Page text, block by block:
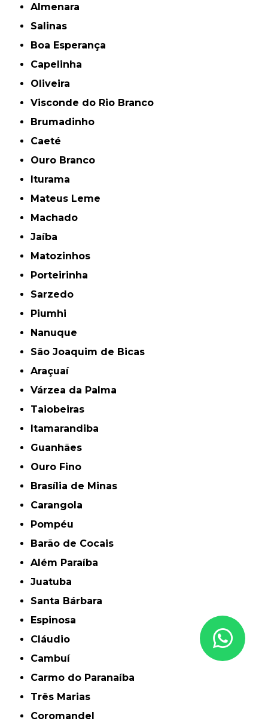
Almenara
Salinas
Boa Esperança
Capelinha
Oliveira
Visconde do Rio Branco
Brumadinho
Caeté
Ouro Branco
Iturama
Mateus Leme
Machado
Jaíba
Matozinhos
Porteirinha
Sarzedo
Piumhi
Nanuque
São Joaquim de Bicas
Araçuaí
Várzea da Palma
Taiobeiras
Itamarandiba
Guanhães
Ouro Fino
Brasília de Minas
Carangola
Pompéu
Barão de Cocais
Além Paraíba
Juatuba
Santa Bárbara
Espinosa
Cláudio
Cambuí
Carmo do Paranaíba
Três Marias
Coromandel